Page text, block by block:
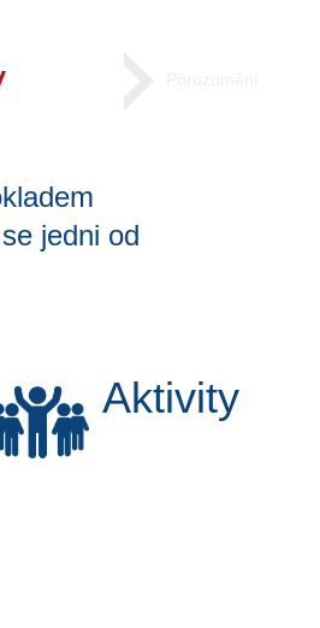
jedni od
Aktivity